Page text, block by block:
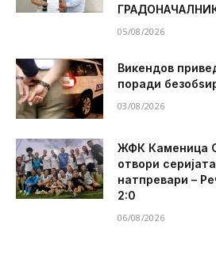
05/08/2026
Викендов
поради
03/08/2026
ЖФК Каменица
отвори
натпревари –
2:0
06/08/2026